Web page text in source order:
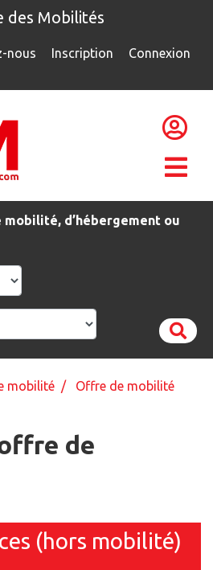
des Mobilités
nous Inscription Connexion
mobilité, d’hébergement ou
mobilité / Offre de mobilité
de
(hors mobilité)